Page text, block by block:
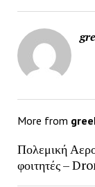
More from
Πολεμική
φοιτητές –